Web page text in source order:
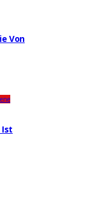
Von
Ist